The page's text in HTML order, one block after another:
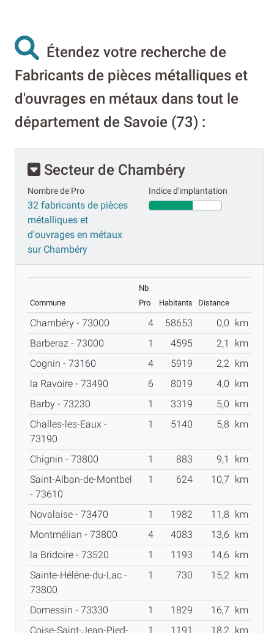
Étendez votre recherche de
Fabricants de pièces métalliques et
d'ouvrages en métaux dans tout le
département de Savoie (73) :
Secteur de Chambéry
Nombre de Pro
32 fabricants de pièces
métalliques et
d'ouvrages en métaux
sur Chambéry
Indice d'implantation
Commune
Nb
Pro
Habitants Distance
Chambéry - 73000 4 58653 0,0 km
Barberaz - 73000
1 4595 2,1
km
Cognin - 73160
4 5919 2,2 km
la Ravoire - 73490
6 8019 4,0 km
Barby - 73230
1 3319 5,0 km
Challes-les-Eaux -
73190
1 5140 5,8 km
Chignin - 73800 1 883 9,1
km
Saint-Alban-de-Montbel
- 73610
1 624 10,7 km
Novalaise - 73470 1 1982 11,8 km
Montmélian - 73800
4 4083 13,6 km
la Bridoire - 73520
1 1193 14,6 km
Sainte-Hélène-du-Lac -
73800
1 730 15,2 km
Domessin - 73330 1 1829 16,7 km
Coise-Saint-Jean-Pied-
1 1191 18,2 km